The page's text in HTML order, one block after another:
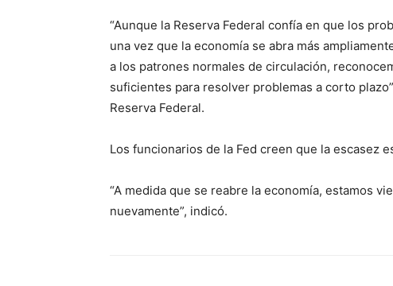
“Aunque la Reserva Federal confía en que los
una vez que la economía se abra más
a los patrones normales de circulación,
suficientes para resolver problemas a corto
Reserva Federal.
Los funcionarios de la Fed creen que la escasez
“A medida que se reabre la economía, estamos
nuevamente”, indicó.